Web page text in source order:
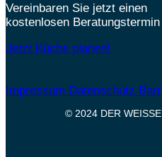
Vereinbaren Sie jetzt einen
kostenlosen
Jetzt Küche planen!
Impressum Datenschutz
© 2024 DER